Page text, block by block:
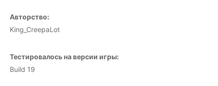
Авторство:
King_CreepaLot
Тестировалось на версии игры:
Build 19